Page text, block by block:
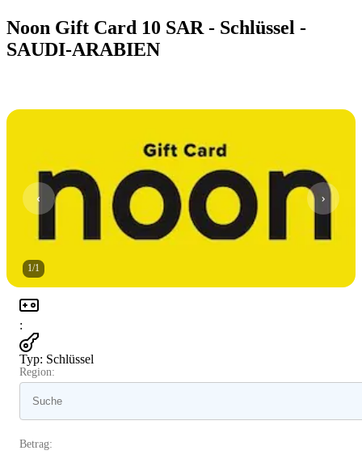
Noon Gift Card 10 SAR - Schlüssel -
SAUDI-ARABIEN
1/1
:
Typ: Schlüssel
Region:
Betrag: